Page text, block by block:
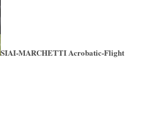
SIAI-MARCHETTI Acrobatic-Flight